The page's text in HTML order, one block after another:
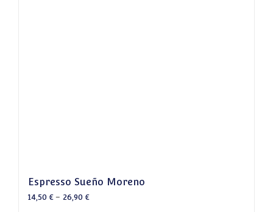
Espresso Sueño Moreno
14,50 €– 26,90 €